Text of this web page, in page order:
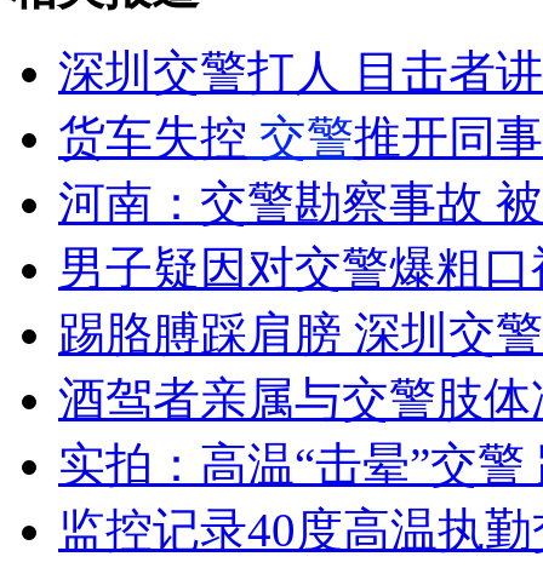
女孩北京地铁殴打老人 痛下狠手拳打脚踢
无痛分娩是否安全 医生回应
外交部：反对强权政治霸凌主义
外交部：有关国家言论片面不公正
安徽一实载49人客车翻车
深圳交警打人 目击者
货车失控 交警推开同
河南：交警勘察事故
男子疑因对交警爆粗
踢胳膊踩肩膀 深圳交
酒驾者亲属与交警肢
实拍：高温“击晕”交
监控记录40度高温执